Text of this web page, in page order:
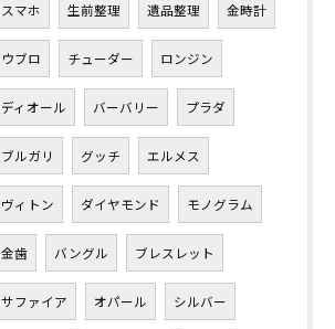
スマホ 生前整理 遺品整理 金時計
ウブロ チューダー ロンジン
ディオール バーバリー プラダ
ブルガリ グッチ エルメス
ヴィトン ダイヤモンド モノグラム
金歯 バングル ブレスレット
サファイア オパール シルバー